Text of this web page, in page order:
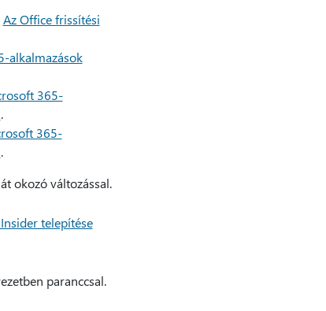
Az Office frissítési
alkalmazások
365-
.
365-
.
okozó változással.
telepítése
paranccsal.